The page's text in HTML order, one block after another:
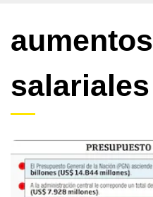
aumentos
salariales